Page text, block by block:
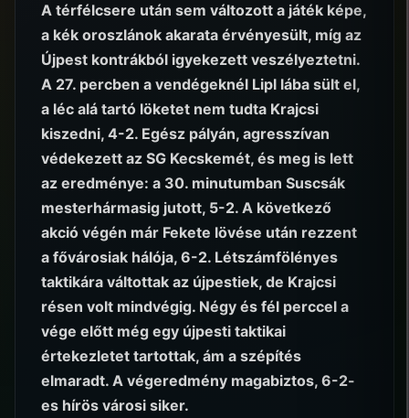
A térfélcsere után sem változott a játék képe,
a kék oroszlánok akarata érvényesült, míg az
Újpest kontrákból igyekezett veszélyeztetni.
A 27. percben a vendégeknél Lipl lába sült el,
a léc alá tartó löketet nem tudta Krajcsi
kiszedni, 4-2. Egész pályán, agresszívan
védekezett az SG Kecskemét, és meg is lett
az eredménye: a 30. minutumban Suscsák
mesterhármasig jutott, 5-2. A következő
akció végén már Fekete lövése után rezzent
a fővárosiak hálója, 6-2. Létszámfölényes
taktikára váltottak az újpestiek, de Krajcsi
résen volt mindvégig. Négy és fél perccel a
vége előtt még egy újpesti taktikai
értekezletet tartottak, ám a szépítés
elmaradt. A végeredmény magabiztos, 6-2-
es hírös városi siker.